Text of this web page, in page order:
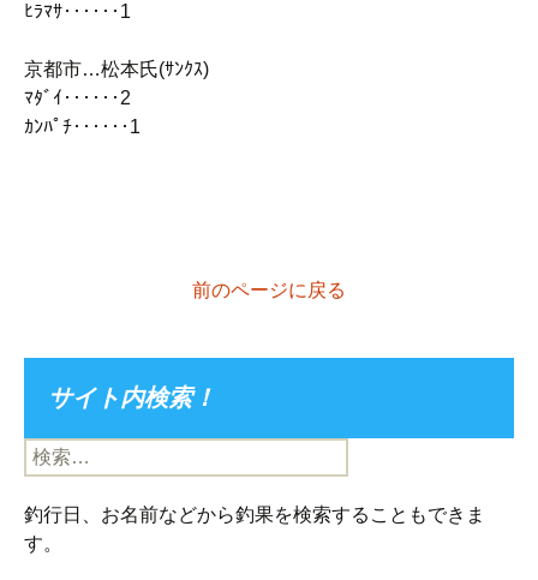
ﾋﾗﾏｻ‥‥‥1
京都市…松本氏(ｻﾝｸｽ)
ﾏﾀﾞｲ‥‥‥2
ｶﾝﾊﾟﾁ‥‥‥1
前のページに戻る
サイト内検索！
検
索:
釣行日、お名前などから釣果を検索することもできま
す。